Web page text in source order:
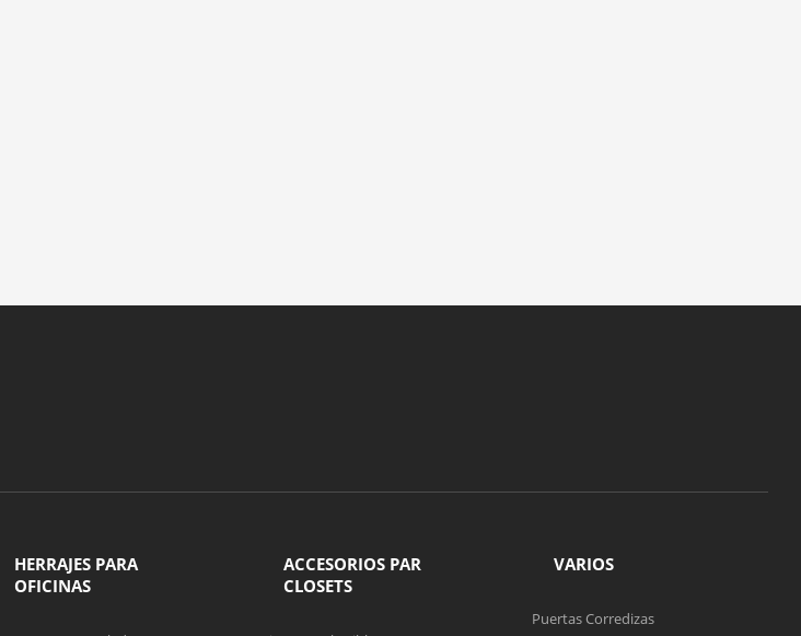
HERRAJES PARA
OFICINAS
ACCESORIOS PAR
CLOSETS
VARIOS
Puertas Corredizas